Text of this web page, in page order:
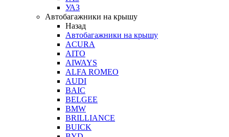
УАЗ
Автобагажники на крышу
Назад
Автобагажники на крышу
ACURA
AITO
AIWAYS
ALFA ROMEO
AUDI
BAIC
BELGEE
BMW
BRILLIANCE
BUICK